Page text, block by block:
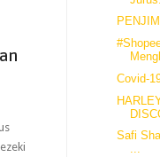
Covid-
Safi
...